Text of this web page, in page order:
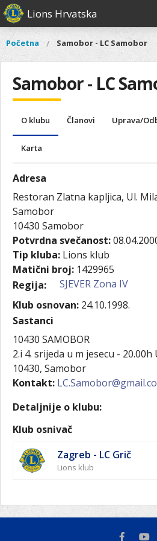
Skoči
na
sadržaj
Lions Hrvatska
O nama
Naši projekti
Aktivnosti
Glavni
O
nama
Distrikt
126
Aktivnosti
Vi
ste
ovdje
Početna Samobor - LC Samobor
Samobor - LC
O klubu Članovi Uprava/
Karta
Adresa
Restoran Zlatna kapljica, Ul.
Samobor
10430 Samobor
Potvrdna svečanost:
Tip kluba: Lions klub
Matični broj: 1429965
Regija:
SJEVER Zona IV
Klub osnovan: 24.10.1998.
Sastanci
10430 SAMOBOR
2.i 4. srijeda u m jesecu -
10430, Samobor
Kontakt:
Detaljnije o klubu:
Klub osnivač
Zagreb - LC Grič
Lions klub